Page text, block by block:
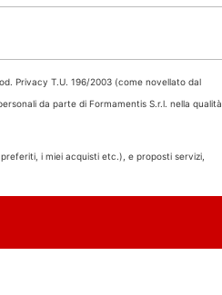
Privacy T.U. 196/2003 (come novellato dal
da parte di Formamentis S.r.l. nella qualità
i miei acquisti etc.), e proposti servizi,